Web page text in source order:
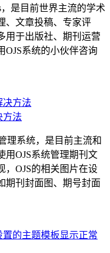
，是目前世界主流的学术
、文章投稿、专家评
用于出版社、期刊运营
OJS系统的小伙伴咨询
方法
理系统，是目前主流和
用OJS系统管理期刊文
，OJS的相关图片在设
期刊封面图、期号封面